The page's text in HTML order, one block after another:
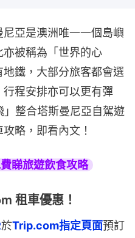
亞是澳洲唯一一個島嶼
被稱為「世界的心
鐵，大部分旅客都會選
程安排亦可以更有彈
整合塔斯曼尼亞自駕遊
略，即看內文！
睇旅遊飲食攻略
租車優惠！
於Trip.com指定頁面預訂